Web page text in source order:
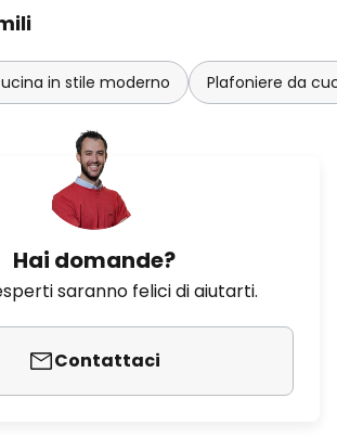
in stile moderno Plafoniere da
Hai domande?
saranno felici di aiutarti.
Contattaci